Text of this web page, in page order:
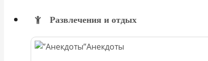
Развлечения и отдых
Анекдоты